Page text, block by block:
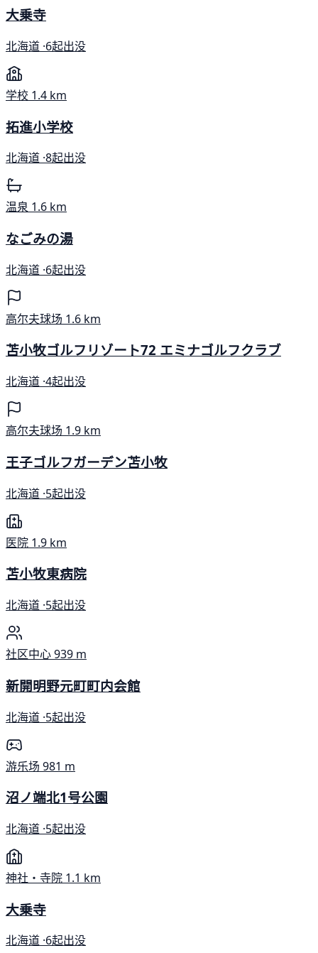
大乗寺
北海道 ·6起出没
学校 1.4 km
拓進小学校
北海道 ·8起出没
温泉 1.6 km
なごみの湯
北海道 ·6起出没
高尔夫球场 1.6 km
苫小牧ゴルフリゾート72 エミナゴルフクラブ
北海道 ·4起出没
高尔夫球场 1.9 km
王子ゴルフガーデン苫小牧
北海道 ·5起出没
医院 1.9 km
苫小牧東病院
北海道 ·5起出没
社区中心939 m
新開明野元町町内会館
北海道 ·5起出没
游乐场 981 m
沼ノ端北1号公園
北海道 ·5起出没
神社・寺院 1.1 km
大乗寺
北海道 ·6起出没